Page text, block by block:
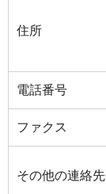
住所
電話番号
ファクス
その他の連絡先